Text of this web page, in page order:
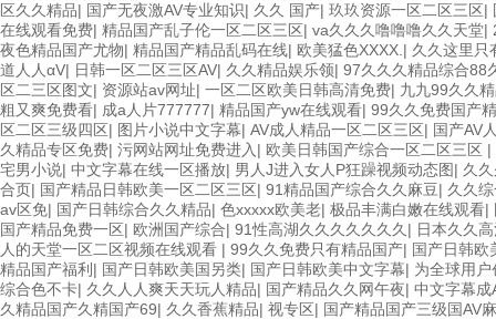
区久久精品| 国产无夜激AV专业知识| 久久 国产| 玖玖资源一区二区三区|
在线观看免费| 精品国产乱子伦一区二区三区| va久久久噜噜噜久久天堂|
夜色精品国产尤物| 精品国产精品乱码在线| 欧美猛色XXXX. | 久久这里只
道人人αV| 日韩一区二区三区AV| 久久精品娱乐领| 97久久久精品综合88
区二三区图文| 资源站av网址| 一区二区欧美日韩高清免费| 九九99久久
粗又爽免费看| 成a人片777777| 精品国产yw在线观看| 99久久免费国产
区二区三级四区| 图片小说中文字幕| AV成人精品一区二区三区| 国产AV
久精品专区免费| 污网站网址免费进入 | 欧美日韩国产综合一区二区三区 |
宅男小说| 中文字幕在线一区播放| 男人J进入女人P狂躁视频动态图| 久
合页| 国产精品日韩欧美一区二区三区| 91精品国产综合久久麻豆| 久久
av区免| 国产日韩综合久久精品| 色xxxxx欧美老| 极品丰满白嫩在线观看|
国产精品免费一区| 欧洲国产综合| 91性高湖久久久久久久久 | 日本久久
人的天堂一区二区视频在线观看 | 99久久免费只有精品国产| 国产日韩欧
精品国产福利 | 国产日韩欧美国另类| 国产日韩欧美中文字幕| 为全球用
综合色不卡| 久久人人爽天天玩人精品| 国产精品久久网午夜| 中文字幕成
久精品国产久精国产69| 久久香蕉精品| 视专区| 国产精品国产三级国AV